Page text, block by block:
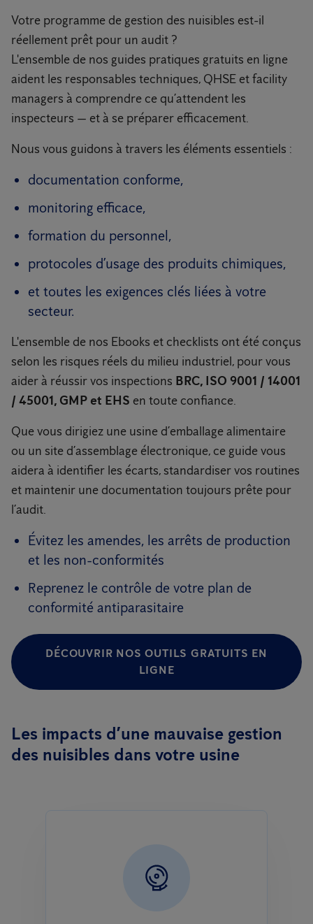
Votre programme de gestion des nuisibles est-il
réellement prêt pour un audit ?
L'ensemble de nos guides pratiques gratuits en ligne
aident les responsables techniques, QHSE et facility
managers à comprendre ce qu’attendent les
inspecteurs — et à se préparer efficacement.
Nous vous guidons à travers les éléments essentiels :
documentation conforme,
monitoring efficace,
formation du personnel,
protocoles d’usage des produits chimiques,
et toutes les exigences clés liées à votre
secteur.
L'ensemble de nos Ebooks et checklists ont été conçus
selon les risques réels du milieu industriel, pour vous
aider à réussir vos inspections BRC, ISO 9001 / 14001
/ 45001, GMP et EHS en toute confiance.
Que vous dirigiez une usine d’emballage alimentaire
ou un site d’assemblage électronique, ce guide vous
aidera à identifier les écarts, standardiser vos routines
et maintenir une documentation toujours prête pour
l’audit.
Évitez les amendes, les arrêts de production
et les non-conformités
Reprenez le contrôle de votre plan de
conformité antiparasitaire
DÉCOUVRIR NOS OUTILS GRATUITS EN
LIGNE
Les impacts d’une mauvaise gestion
des nuisibles dans votre usine